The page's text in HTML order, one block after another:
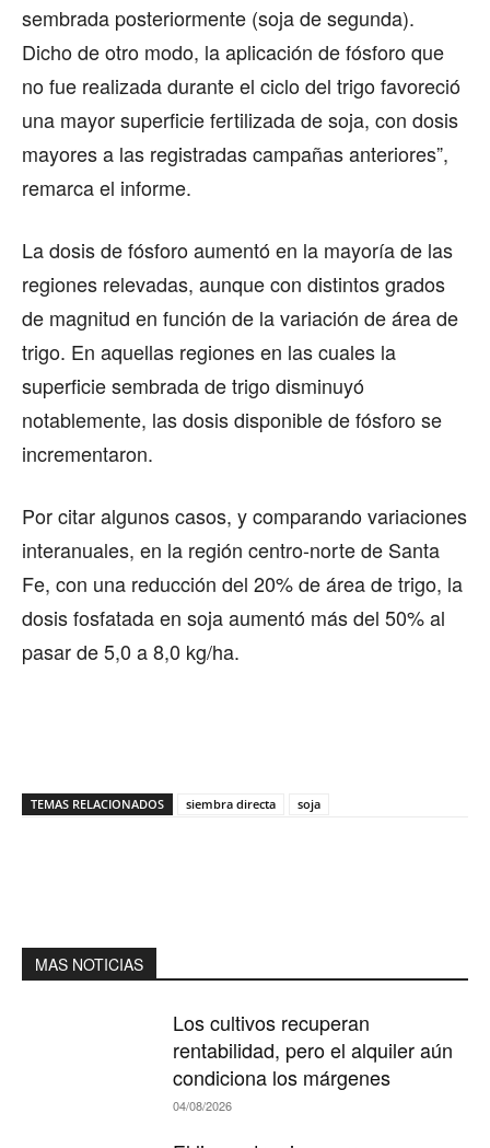
sembrada posteriormente (soja de segunda).
Dicho de otro modo, la aplicación de fósforo que
no fue realizada durante el ciclo del trigo favoreció
una mayor superficie fertilizada de soja, con dosis
mayores a las registradas campañas anteriores”,
remarca el informe.
La dosis de fósforo aumentó en la mayoría de las
regiones relevadas, aunque con distintos grados
de magnitud en función de la variación de área de
trigo. En aquellas regiones en las cuales la
superficie sembrada de trigo disminuyó
notablemente, las dosis disponible de fósforo se
incrementaron.
Por citar algunos casos, y comparando variaciones
interanuales, en la región centro-norte de Santa
Fe, con una reducción del 20% de área de trigo, la
dosis fosfatada en soja aumentó más del 50% al
pasar de 5,0 a 8,0 kg/ha.
TEMAS RELACIONADOS siembra directa soja
MAS NOTICIAS
Los cultivos recuperan
rentabilidad, pero el alquiler aún
condiciona los márgenes
04/08/2026